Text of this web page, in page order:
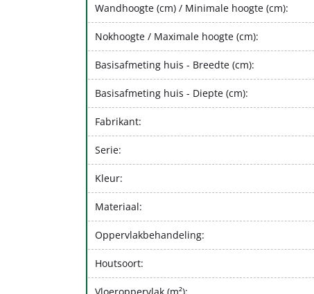
Wandhoogte (cm) / Minimale hoogte (cm):
Nokhoogte / Maximale hoogte (cm):
Basisafmeting huis - Breedte (cm):
Basisafmeting huis - Diepte (cm):
Fabrikant:
Serie:
Kleur:
Materiaal:
Oppervlakbehandeling:
Houtsoort: